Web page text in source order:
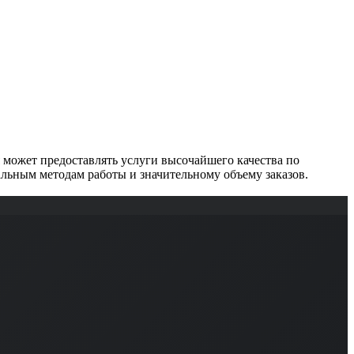
предоставлять услуги высочайшего качества по
методам работы и значительному объему заказов.